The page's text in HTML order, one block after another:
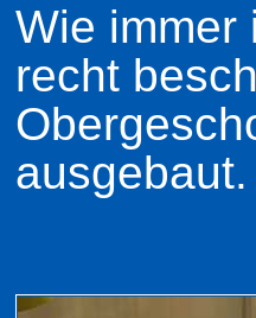
Wie immer
recht